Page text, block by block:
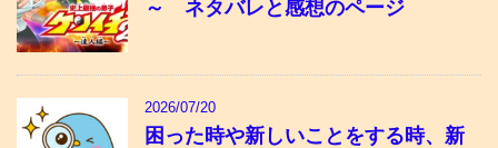
～ ネタバレと感想のページ
2026/07/20
困った時や新しいことをする時、新